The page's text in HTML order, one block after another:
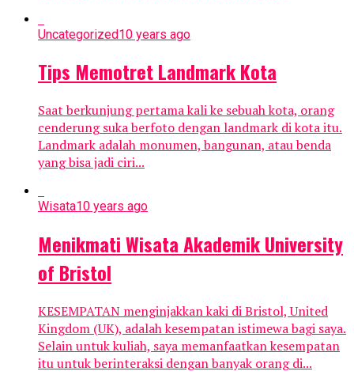
Uncategorized10 years ago
Tips Memotret Landmark Kota
Saat berkunjung pertama kali ke sebuah kota, orang
cenderung suka berfoto dengan landmark di kota itu.
Landmark adalah monumen, bangunan, atau benda
yang bisa jadi ciri...
Wisata10 years ago
Menikmati Wisata Akademik University
of Bristol
KESEMPATAN menginjakkan kaki di Bristol, United
Kingdom (UK), adalah kesempatan istimewa bagi saya.
Selain untuk kuliah, saya memanfaatkan kesempatan
itu untuk berinteraksi dengan banyak orang di...